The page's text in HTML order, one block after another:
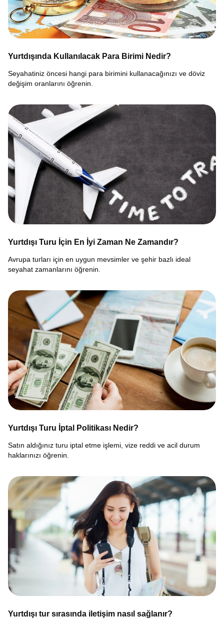
Yurtdışında Kullanılacak Para Birimi Nedir?
Seyahatiniz öncesi hangi para birimini kullanacağınızı ve döviz
değişim oranlarını öğrenin.
Yurtdışı Turu İçin En İyi Zaman Ne Zamandır?
Avrupa turları için en uygun mevsimler ve şehir bazlı ideal
seyahat zamanlarını öğrenin.
Yurtdışı Turu İptal Politikası Nedir?
Satın aldığınız turu iptal etme işlemi, vize reddi ve acil durum
haklarınızı öğrenin.
Yurtdışı tur sırasında iletişim nasıl sağlanır?